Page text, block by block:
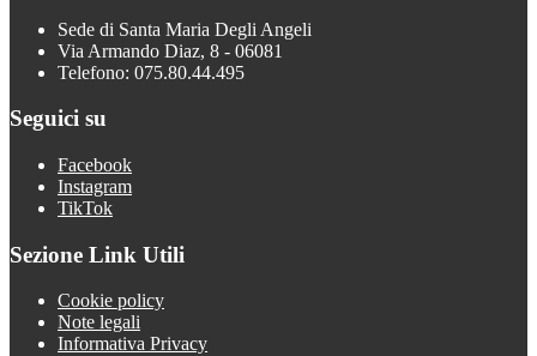
Sede di Santa Maria Degli Angeli
Via Armando Diaz, 8 - 06081
Telefono: 075.80.44.495
Seguici su
Facebook
Instagram
TikTok
Sezione Link Utili
Cookie policy
Note legali
Informativa Privacy